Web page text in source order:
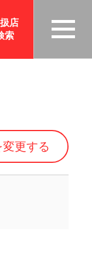
店
索
更する
TAS
CO
ON
サイ